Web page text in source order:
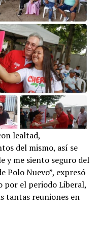
lealtad,
del mismo, así se
y me siento seguro del
Polo Nuevo”, expresó
por el periodo Liberal,
tantas reuniones en